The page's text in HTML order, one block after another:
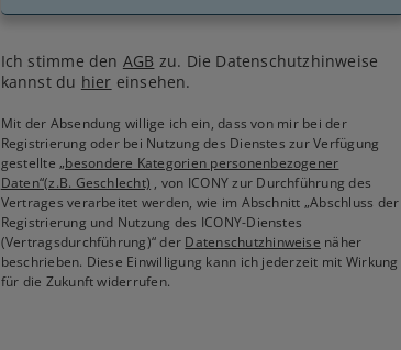
Ich stimme den AGB zu. Die Datenschutzhinweise
kannst du hier einsehen.
Mit der Absendung willige ich ein, dass von mir bei der
Registrierung oder bei Nutzung des Dienstes zur Verfügung
gestellte„besondere Kategorien personenbezogener
Daten“(z.B. Geschlecht) , von ICONY zur Durchführung des
Vertrages verarbeitet werden, wie im Abschnitt „Abschluss der
Registrierung und Nutzung des ICONY-Dienstes
(Vertragsdurchführung)“ der Datenschutzhinweise näher
beschrieben. Diese Einwilligung kann ich jederzeit mit Wirkung
für die Zukunft widerrufen.